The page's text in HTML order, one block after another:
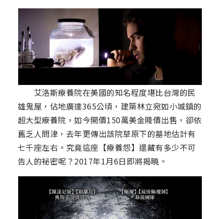
艾洛斯療養院在美國的知名程度堪比台灣的民
雄鬼屋，佔地廣達365公頃，建築林立宛如小城鎮的
超大型療養院，如今開價150萬美金賤價出售，卻依
舊乏人問津，去年更傳出該院草原下的墓地估計有
七千座左右。究竟這座【療養怨】還藏有多少不可
告人的祕密呢？2017年1月6日即將揭曉。